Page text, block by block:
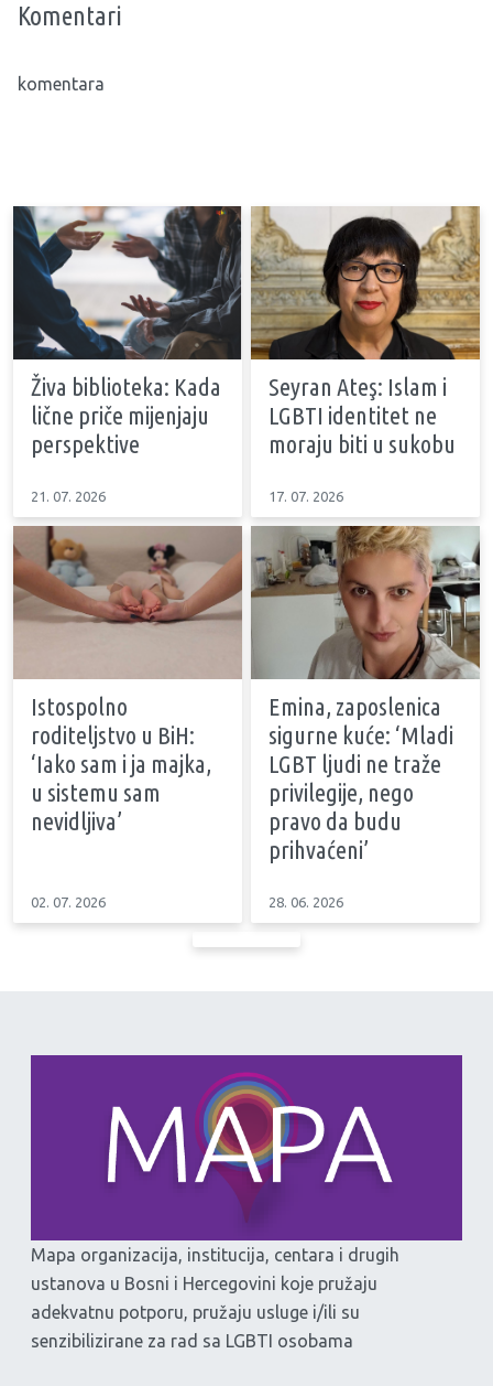
Komentari
komentara
Živa biblioteka: Kada
lične priče mijenjaju
perspektive
21. 07. 2026
Seyran Ateş: Islam i
LGBTI identitet ne
moraju biti u sukobu
17. 07. 2026
Istospolno
roditeljstvo u BiH:
‘Iako sam i ja majka,
u sistemu sam
nevidljiva’
02. 07. 2026
Emina, zaposlenica
sigurne kuće: ‘Mladi
LGBT ljudi ne traže
privilegije, nego
pravo da budu
prihvaćeni’
28. 06. 2026
Mapa organizacija, institucija, centara i drugih
ustanova u Bosni i Hercegovini koje pružaju
adekvatnu potporu, pružaju usluge i/ili su
senzibilizirane za rad sa LGBTI osobama